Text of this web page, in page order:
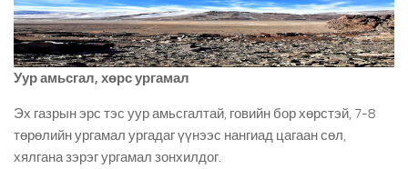
Уур амьсгал, хөрс ургамал
Эх газрын эрс тэс уур амьсгалтай, говийн бор хөрстэй, 7-8
төрөлийн ургамал ургадаг үүнээс нангиад цагаан сөл,
хялгана зэрэг ургамал зонхилдог.